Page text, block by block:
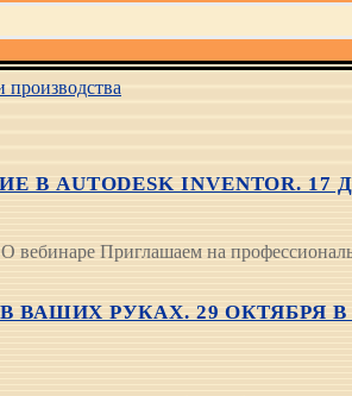
INVENTOR. 17
вебинаре Приглашаем на
ВАШИХ РУКАХ. 29 ОКТЯБРЯ